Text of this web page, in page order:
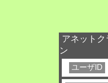
アネットク
ン
ユーザID